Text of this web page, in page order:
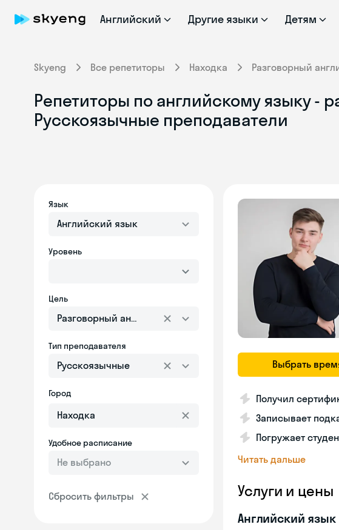
Английский Другие языки Детям
Skyeng Все репетиторы Находка Разговорный
Репетиторы по английскому языку -
Русскоязычные преподаватели
Язык
Английский язык
Уровень
Цель
Разговорный английский
Тип преподавателя
Русскоязычные
Город
Удобное расписание
Не выбрано
Сбросить фильтры
Выбрать
Получил
Записывает
Погружает
Читать дальше
Услуги и цены
Английский язык